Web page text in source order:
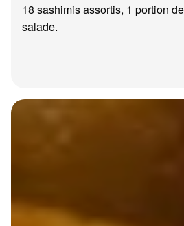
18 sashimis assortis, 1 portion
salade.